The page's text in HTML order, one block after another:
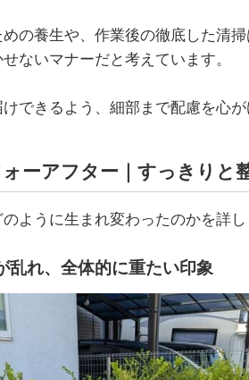
の養生や、作業後の徹底した清
ないマナーだと考えています。
できるよう、細部まで配慮を心が
ーアフター｜すっきりと
ように生まれ変わったのかを詳し
乱れ、全体的に重たい印象